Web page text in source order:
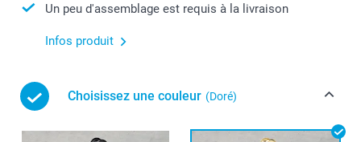
Un peu d'assemblage est requis à la livraison
Infos produit
Choisissez une couleur (Doré)